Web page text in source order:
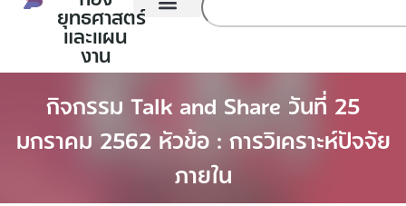
ยุทธศาสตร์
และแผน
งาน
กิจกรรม Talk and Share วันที่ 25
มกราคม 2562 หัวข้อ : การวิเคราะห์ปัจจัย
ภายใน